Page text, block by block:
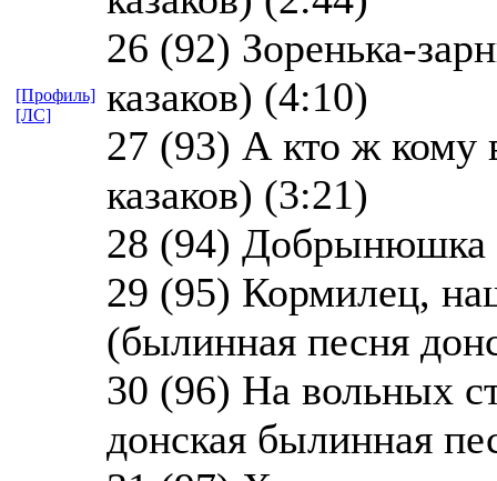
26 (92) Зоренька-
казаков) (4:10)
27 (93) А кто ж кому
казаков) (3:21)
28 (94) Добрынюшка
29 (95) Кормилец,
(былинная песня
30 (96) На вольных
донская былинная
[Профиль]
[ЛС]